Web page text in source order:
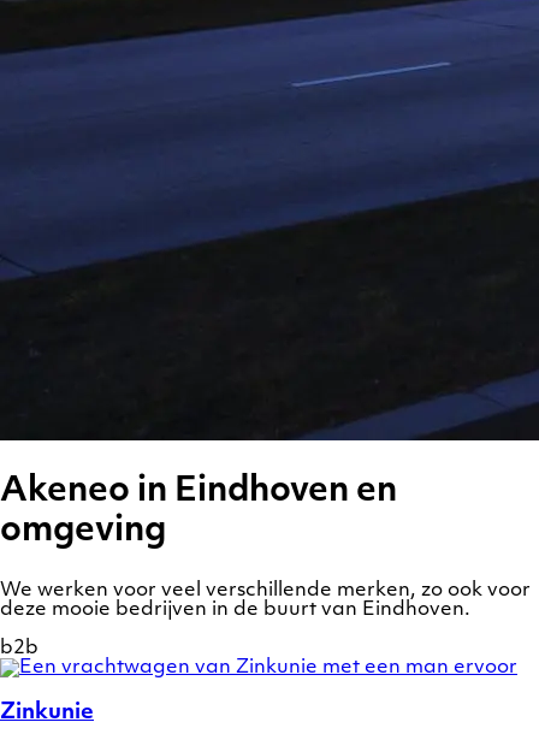
Akeneo in Eindhoven en
omgeving
We werken voor veel verschillende merken, zo ook voor
deze mooie bedrijven in de buurt van Eindhoven.
b2b
Show
preview
of
Zinkunie